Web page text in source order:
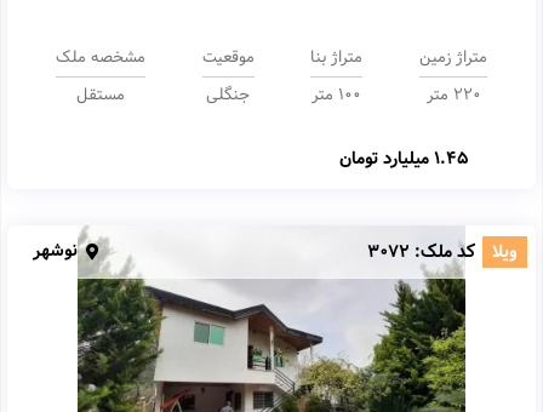
متراژ زمین
220 متر
متراژ بنا
100 متر
موقعیت
جنگلی
مشخصه ملک
مستقل
1.45 میلیارد تومان
ویلا کد ملک: 3072 نوشهر